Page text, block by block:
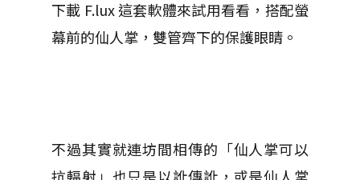
下載 F.lux 這套軟體來試用看看，搭配螢
幕前的仙人掌，雙管齊下的保護眼睛。
不過其實就連坊間相傳的「仙人掌可以
抗輻射」也只是以訛傳訛，或是仙人掌